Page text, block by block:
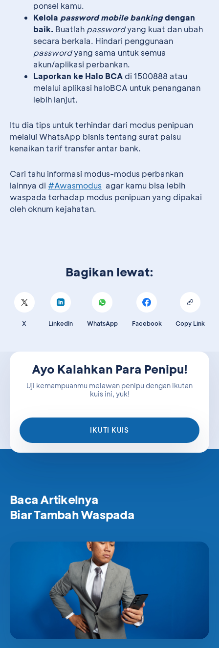
ponsel kamu.
Kelola password mobile bankingdengan
baik. Buatlah passwordyang kuat dan ubah
secara berkala. Hindari penggunaan
passwordyang sama untuk semua
akun/aplikasi perbankan.
Laporkan ke Halo BCA di 1500888 atau
melalui aplikasi haloBCA untuk penanganan
lebih lanjut.
Itu dia tips untuk terhindar dari modus penipuan
melalui WhatsApp bisnis tentang surat palsu
kenaikan tarif transfer antar bank.
Cari tahu informasi modus-modus perbankan
lainnya di #Awasmodus agar kamu bisa lebih
waspada terhadap modus penipuan yang dipakai
oleh oknum kejahatan.
Bagikan lewat:
X LinkedIn WhatsApp Facebook Copy Link
Ayo Kalahkan Para Penipu!
Uji kemampuanmu melawan penipu dengan ikutan
kuis ini, yuk!
IKUTI KUIS
Baca Artikelnya
Biar Tambah Waspada